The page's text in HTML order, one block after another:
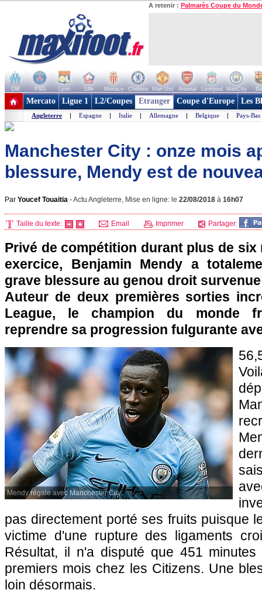
A retenir : Palmarès Coupe du
OM PSG Lyon Lille Monaco Chelsea Man Utd Arsenal Liverpool ManCity
+ de clubs
Mercato Ligue 1 L2/Coupes Etranger Coupe d'Europe Les
Angleterre | Espagne | Italie | Allemagne | Belgique | Pays-Bas
Manchester City : onze mois
blessure, Mendy est de
Par Youcef Touaitia -Actu Angleterre, Mise en ligne: le 22/08/2018 à 16h07
Taille du texte: Email Imprimer Partager:
Privé de compétition durant plus de
exercice, Benjamin Mendy a
grave blessure au genou droit
Auteur de deux premières sorties
League, le champion du monde
reprendre sa progression fulgurante
Mendy régale avec Manchester City.
pas directement porté ses fruits puisque
victime d'une rupture des ligaments
Résultat, il n'a disputé que 451
premiers mois chez les Citizens. Une
loin désormais.